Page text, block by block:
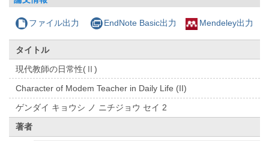
ファイル出力 EndNote Basic出力 Mendeley出力
タイトル
現代教師の日常性(Ⅱ)
Character of Modem Teacher in Daily Life (II)
ゲンダイ キョウシ ノ ニチジョウ セイ 2
著者